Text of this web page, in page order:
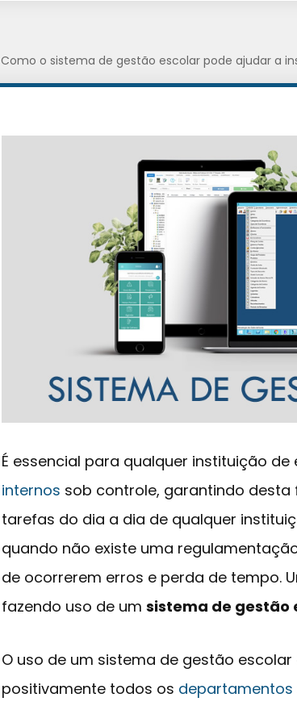
Como o sistema de gestão escolar pode ajudar a
É essencial para qualquer instituição
internos sob controle, garantindo desta
tarefas do dia a dia de qualquer
quando não existe uma
de ocorrerem erros e perda de tempo.
fazendo uso de um sistema de gestão
O uso de um sistema de gestão
positivamente todos os